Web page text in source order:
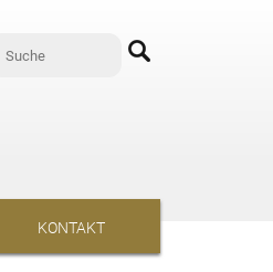
KONTAKT